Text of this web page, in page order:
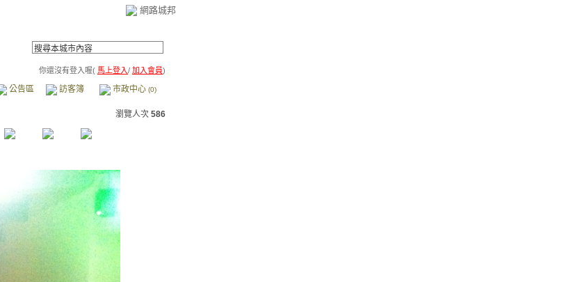
網路城邦
你還沒有登入喔( 馬上登入/ 加入會員)
公告區 訪客簿 市政中心 (0)
瀏覽人次 586